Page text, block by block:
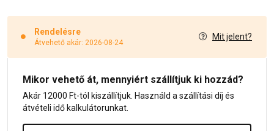
Rendelésre
Átvehető akár: 2026-08-24
Mit jelent?
Mikor vehető át, mennyiért szállítjuk ki hozzád?
Akár 12000 Ft-tól kiszállítjuk. Használd a szállítási díj és
átvételi idő kalkulátorunkat.